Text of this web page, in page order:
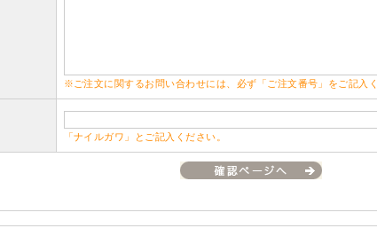
※ご注文に関するお問い合わせには、必ず「ご注文番号」をご記入
「ナイルガワ」とご記入ください。